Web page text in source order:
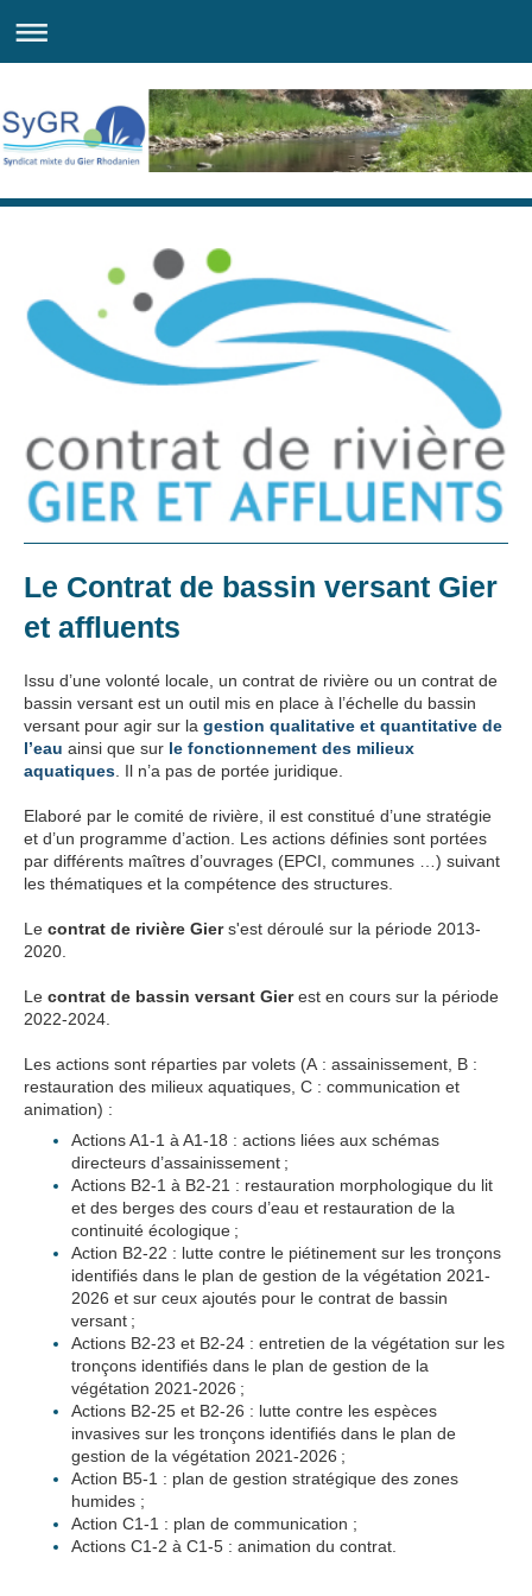
Le Contrat de bassin versant Gier
et affluents
Issu d’une volonté locale, un contrat de rivière ou un contrat de
bassin versant est un outil mis en place à l’échelle du bassin
versant pour agir sur la gestion qualitative et quantitative de
l’eau ainsi que sur le fonctionnement des milieux
aquatiques. Il n’a pas de portée juridique.
Elaboré par le comité de rivière, il est constitué d’une stratégie
et d’un programme d’action. Les actions définies sont portées
par différents maîtres d’ouvrages (EPCI, communes …) suivant
les thématiques et la compétence des structures.
Le contrat de rivière Giers'est déroulé sur la période 2013-
2020.
Le contrat de bassin versant Gierest en cours sur la période
2022-2024.
Les actions sont réparties par volets (A : assainissement, B :
restauration des milieux aquatiques, C : communication et
animation) :
Actions A1-1 à A1-18 : actions liées aux schémas
directeurs d’assainissement ;
Actions B2-1 à B2-21 : restauration morphologique du lit
et des berges des cours d’eau et restauration de la
continuité écologique ;
Action B2-22 : lutte contre le piétinement sur les tronçons
identifiés dans le plan de gestion de la végétation 2021-
2026 et sur ceux ajoutés pour le contrat de bassin
versant ;
Actions B2-23 et B2-24 : entretien de la végétation sur les
tronçons identifiés dans le plan de gestion de la
végétation 2021-2026 ;
Actions B2-25 et B2-26 : lutte contre les espèces
invasives sur les tronçons identifiés dans le plan de
gestion de la végétation 2021-2026 ;
Action B5-1 : plan de gestion stratégique des zones
humides ;
Action C1-1 : plan de communication ;
Actions C1-2 à C1-5 : animation du contrat.